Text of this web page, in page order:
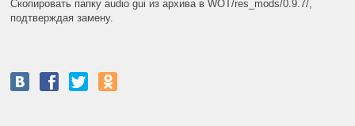
Скопировать папку audio gui из архива в WOT/res_mods/0.9.7/,
подтверждая замену.